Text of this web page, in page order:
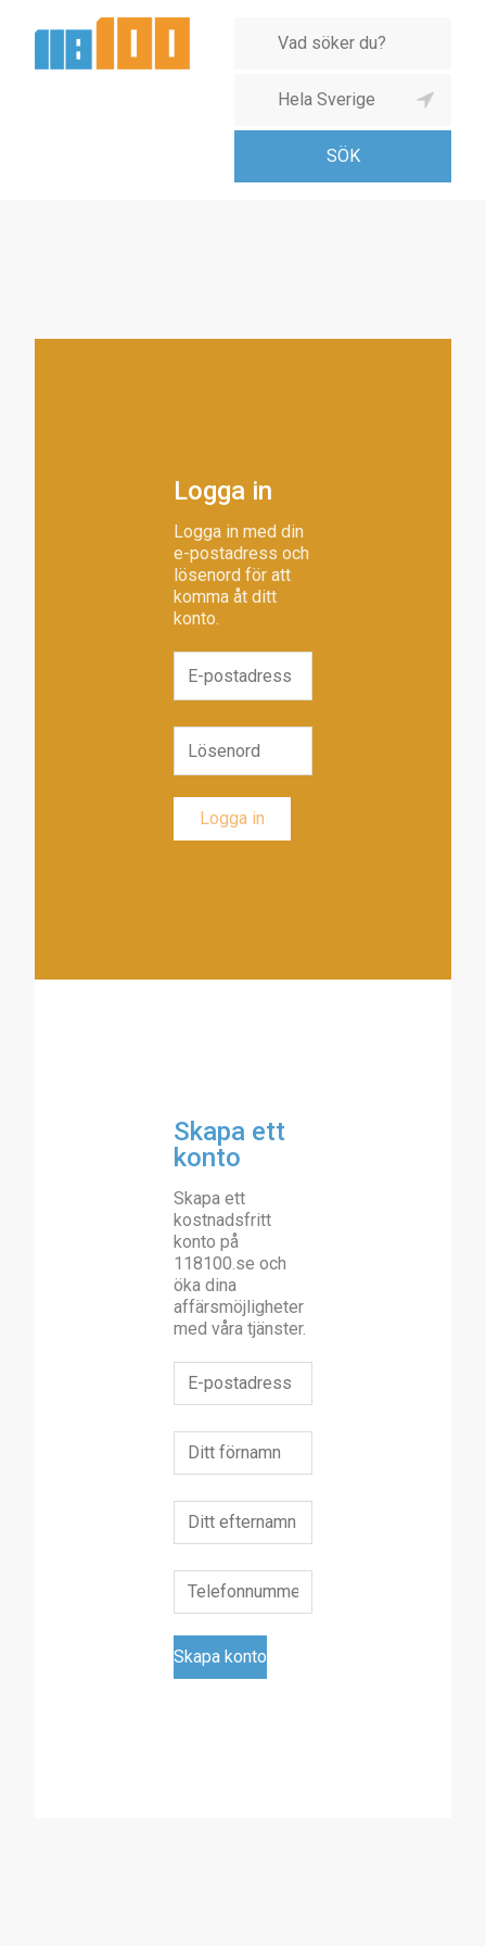
Logga in
Logga in med din
e-postadress och
lösenord för att
komma åt ditt
konto.
Skapa ett
konto
Skapa ett
kostnadsfritt
konto på
118100.se och
öka dina
affärsmöjligheter
med våra tjänster.